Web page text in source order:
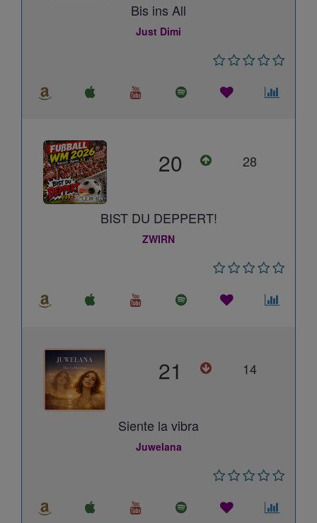
Bis ins All
Just Dimi
20 28
BIST DU DEPPERT!
ZWIRN
21 14
Siente la vibra
Juwelana